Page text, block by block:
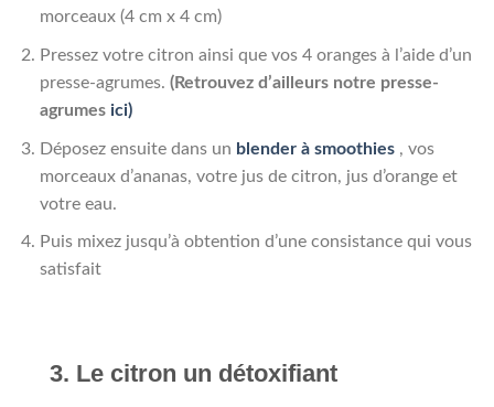
morceaux (4 cm x 4 cm)
Pressez votre citron ainsi que vos 4 oranges à l’aide d’un
presse-agrumes. (Retrouvez d’ailleurs notre presse-
agrumes ici)
Déposez ensuite dans un blender à smoothies , vos
morceaux d’ananas, votre jus de citron, jus d’orange et
votre eau.
Puis mixez jusqu’à obtention d’une consistance qui vous
satisfait
3. Le citron un détoxifiant